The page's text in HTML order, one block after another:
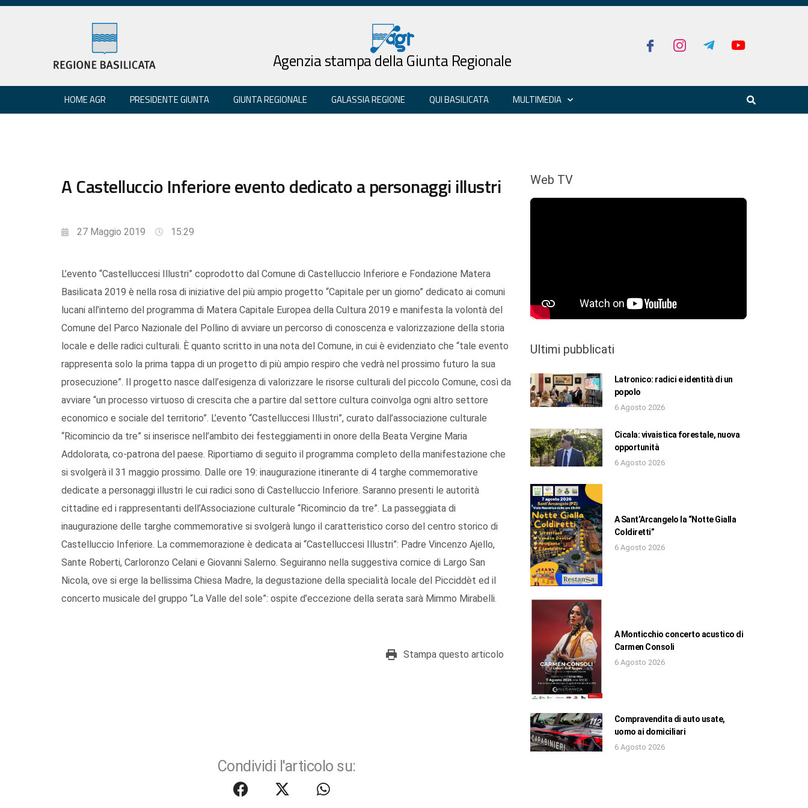
Agenzia stampa della Giunta Regionale
HOME AGR PRESIDENTE GIUNTA GIUNTA REGIONALE GALASSIA REGIONE QUI BASILICATA MULTIMEDIA
A Castelluccio Inferiore evento dedicato a personaggi illustri
27 Maggio 2019 15:29
L’evento “Castelluccesi Illustri” coprodotto dal Comune di Castelluccio Inferiore e Fondazione Matera
Basilicata 2019 è nella rosa di iniziative del più ampio progetto “Capitale per un giorno” dedicato ai comuni
lucani all’interno del programma di Matera Capitale Europea della Cultura 2019 e manifesta la volontà del
Comune del Parco Nazionale del Pollino di avviare un percorso di conoscenza e valorizzazione della storia
locale e delle radici culturali. È quanto scritto in una nota del Comune, in cui è evidenziato che “tale evento
rappresenta solo la prima tappa di un progetto di più ampio respiro che vedrà nel prossimo futuro la sua
prosecuzione”. Il progetto nasce dall’esigenza di valorizzare le risorse culturali del piccolo Comune, così da
avviare “un processo virtuoso di crescita che a partire dal settore cultura coinvolga ogni altro settore
economico e sociale del territorio”. L’evento “Castelluccesi Illustri”, curato dall’associazione culturale
“Ricomincio da tre” si inserisce nell’ambito dei festeggiamenti in onore della Beata Vergine Maria
Addolorata, co-patrona del paese. Riportiamo di seguito il programma completo della manifestazione che
si svolgerà il 31 maggio prossimo. Dalle ore 19: inaugurazione itinerante di 4 targhe commemorative
dedicate a personaggi illustri le cui radici sono di Castelluccio Inferiore. Saranno presenti le autorità
cittadine ed i rappresentanti dell’Associazione culturale “Ricomincio da tre”. La passeggiata di
inaugurazione delle targhe commemorative si svolgerà lungo il caratteristico corso del centro storico di
Castelluccio Inferiore. La commemorazione è dedicata ai “Castelluccesi Illustri”: Padre Vincenzo Ajello,
Sante Roberti, Carloronzo Celani e Giovanni Salerno. Seguiranno nella suggestiva cornice di Largo San
Nicola, ove si erge la bellissima Chiesa Madre, la degustazione della specialità locale del Picciddèt ed il
concerto musicale del gruppo “La Valle del sole”: ospite d’eccezione della serata sarà Mimmo Mirabelli.
Stampa questo articolo
Condividi l'articolo su:
Web TV
Ultimi pubblicati
Latronico: radici e identità di un
popolo
6 Agosto 2026
Cicala: vivaistica forestale, nuova
opportunità
6 Agosto 2026
A Sant’Arcangelo la “Notte Gialla
Coldiretti”
6 Agosto 2026
A Monticchio concerto acustico di
Carmen Consoli
6 Agosto 2026
Compravendita di auto usate,
uomo ai domiciliari
6 Agosto 2026